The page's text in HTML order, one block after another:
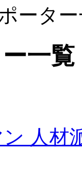
ータ
一
人材